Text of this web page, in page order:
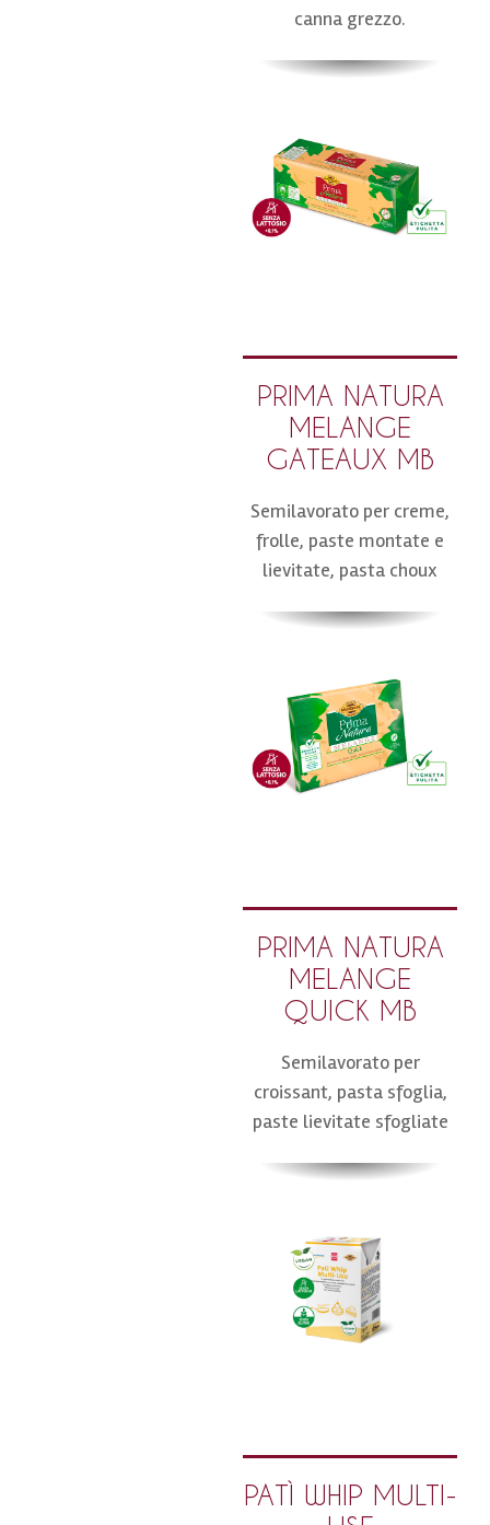
canna grezzo.
PRIMA NATURA
MELANGE
GATEAUX MB
Semilavorato per creme,
frolle, paste montate e
lievitate, pasta choux
PRIMA NATURA
MELANGE
QUICK MB
Semilavorato per
croissant, pasta sfoglia,
paste lievitate sfogliate
PATÌ WHIP MULTI-